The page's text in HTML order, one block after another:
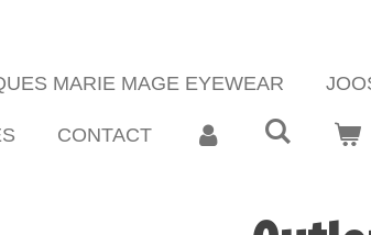
MARIE MAGE EYEWEAR
CONTACT